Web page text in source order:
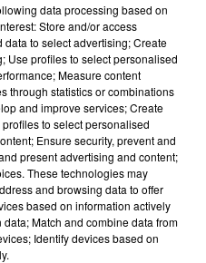
data processing based on
Store and/or access
to select advertising; Create
Use profiles to select personalised
Measure content
through statistics or combinations
and improve services; Create
to select personalised
Ensure security, prevent and
present advertising and content;
These technologies may
and browsing data to offer
based on information actively
Match and combine data from
Identify devices based on